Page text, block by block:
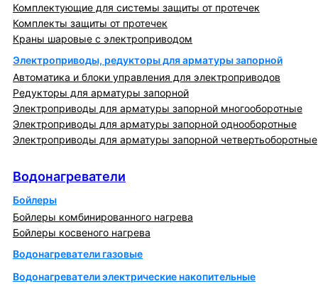
Комплектующие для системы защиты от протечек
Комплекты защиты от протечек
Краны шаровые с электроприводом
Электроприводы, редукторы для арматуры запорной
Автоматика и блоки управления для электроприводов
Редукторы для арматуры запорной
Электроприводы для арматуры запорной многооборотные
Электроприводы для арматуры запорной однооборотные
Электроприводы для арматуры запорной четвертьоборотные
Водонагреватели
Бойлеры
Бойлеры комбинированного нагрева
Бойлеры косвеного нагрева
Водонагреватели газовые
Водонагреватели электрические накопительные